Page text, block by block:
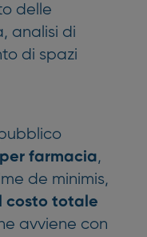
delle
analisi di
di spazi
farmacia,
de minimis,
costo totale
avviene con